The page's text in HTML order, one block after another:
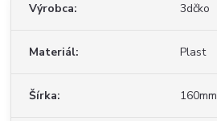
Výrobca 3dčko
Materiál Plast
Šírka 160mm